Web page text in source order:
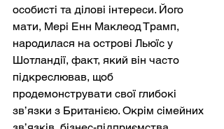
особисті та ділові інтереси. Його
мати, Мері Енн Маклеод Трамп,
народилася на острові Льюїс у
Шотландії, факт, який він часто
підкреслював, щоб
продемонструвати свої глибокі
зв’язки з Британією. Окрім сімейних